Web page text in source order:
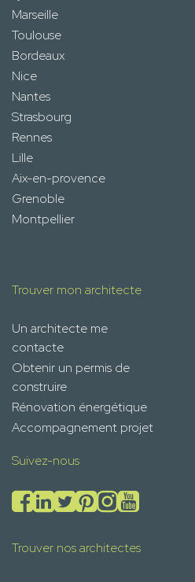
Marseille
Toulouse
Bordeaux
Nice
Nantes
Strasbourg
Rennes
Lille
Aix-en-provence
Grenoble
Montpellier
Trouver mon architecte
Un architecte me
contacte
Obtenir un permis de
construire
Rénovation énergétique
Accompagnement projet
Suivez-nous
Trouver nos architectes